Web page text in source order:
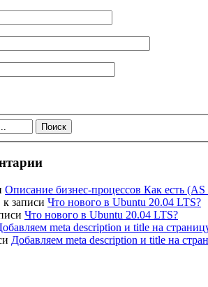
Описание бизнес-процессов Как есть
к записи Что нового в Ubuntu 20.04 LTS?
Что нового в Ubuntu 20.04 LTS?
meta description и title на
Добавляем meta description и title на